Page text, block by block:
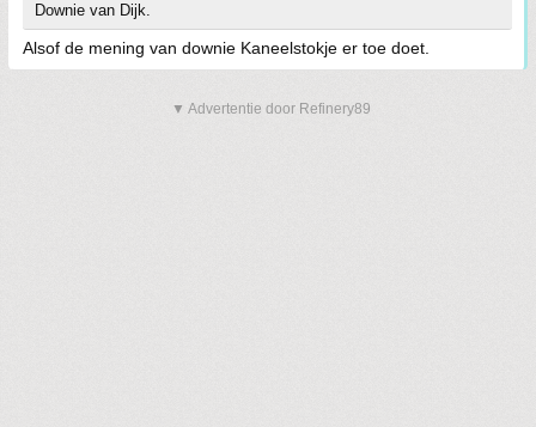
Downie van Dijk.
Alsof de mening van downie Kaneelstokje er toe doet.
▼ Advertentie door Refinery89